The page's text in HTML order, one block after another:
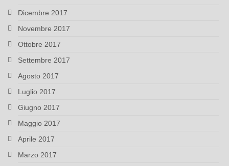
Dicembre 2017
Novembre 2017
Ottobre 2017
Settembre 2017
Agosto 2017
Luglio 2017
Giugno 2017
Maggio 2017
Aprile 2017
Marzo 2017